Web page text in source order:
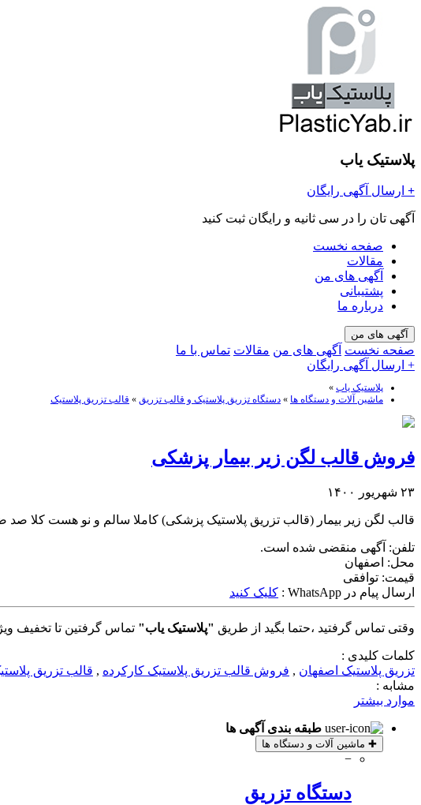
پلاستیک یاب
+ ارسال آگهی رایگان
آگهی تان را در سی ثانیه و رایگان ثبت کنید
صفحه نخست
مقالات
آگهی های من
پشتیبانی
درباره ما
آگهی های من
صفحه نخست آگهی های من مقالات تماس با ما
+ ارسال آگهی رایگان
پلاستیک یاب »
ماشین آلات و دستگاه ها » دستگاه تزریق پلاستیک و قالب تزریق » قالب تزریق پلاستیک
فروش قالب لگن زیر بیمار پزشکی
۲۳ شهریور ۱۴۰۰
قالب لگن زیر بیمار (قالب تزریق پلاستیک پزشکی) کاملا سالم و نو هست کلا
تلفن: آگهی منقضی شده است.
محل: اصفهان
قیمت: توافقی
ارسال پیام در WhatsApp :
کلیک کنید
وقتی تماس گرفتید ،حتما بگید از طریق "پلاستیک یاب" تماس گرفتین تا تخفیف
کلمات کلیدی :
تزریق پلاستیک اصفهان , فروش قالب تزریق پلاستیک کارکرده , قالب تزریق
مشابه :
موارد بیشتر
طبقه بندی آگهی ها
✚ ماشین آلات و دستگاه ها
−
دستگاه تزریق